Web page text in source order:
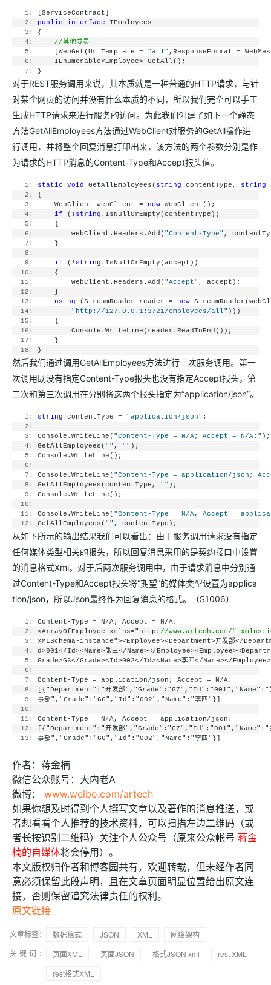
   1:
[ServiceContract]
   2:
public interface IEmployees
   3:
{
   4:
//其他成员
   5:
     [WebGet(UriTemplate =
"all" ,ResponseFormat =
   6:
     IEnumerable<Employee> GetAll();
   7:
}
对于REST服务调用来说，其本质就是一种普通的HTTP请求，与针
对某个网页的访问并没有什么本质的不同，所以我们完全可以手工
生成HTTP请求来进行服务的访问。为此我们创建了如下一个静态
方法GetAllEmployees方法通过WebClient对服务的GetAll操作进
行调用，并将整个回复消息打印出来，该方法的两个参数分别是作
为请求的HTTP消息的Content-Type和Accept报头值。
   1:
static void GetAllEmployees( string contentType, string
   2:
{
   3:
     WebClient webClient =
new WebClient();
   4:
if (! string .IsNullOrEmpty(contentType))
   5:
     {
   6:
         webClient.Headers.Add(
"Content-Type" ,
   7:
     }
   8:
   9:
if (! string .IsNullOrEmpty(accept))
  10:
     {
  11:
         webClient.Headers.Add(
"Accept" , accept);
  12:
     }
  13:
using (StreamReader reader = new
  14:
"http://127.0.0.1:3721/employees/all" )))
  15:
     {
  16:
         Console.WriteLine(reader.ReadToEnd());
  17:
     }
  18:
}
然后我们通过调用GetAllEmployees方法进行三次服务调用。第一
次调用既没有指定Content-Type报头也没有指定Accept报头，第
二次和第三次调用在分别将这两个报头指定为“application/json”。
   1:
string contentType = "application/json" ;
   2:
   3:
Console.WriteLine( "Content-Type = N/A; Accept = N/A:" );
   4:
GetAllEmployees( "" , "" );
   5:
Console.WriteLine();
   6:
   7:
Console.WriteLine( "Content-Type = application/json;
   8:
GetAllEmployees(contentType, "" );
   9:
Console.WriteLine();
  10:
  11:
Console.WriteLine( "Content-Type = N/A, Accept =
  12:
GetAllEmployees( "" , contentType);
从如下所示的输出结果我们可以看出：由于服务调用请求没有指定
任何媒体类型相关的报头，所以回复消息采用的是契约接口中设置
的消息格式Xml。对于后两次服务调用中，由于请求消息中分别通
过Content-Type和Accept报头将“期望”的媒体类型设置为applica
tion/json，所以Json最终作为回复消息的格式。（S1006）
   1:
Content-Type = N/A; Accept = N/A:
   2:
<ArrayOfEmployee xmlns="http: //www.artech.com/"
   3:
XMLSchema-instance"><Employee><Department>开发部</
   4:
d>001</Id><Name>张三</Name></
   5:
Grade>G6</Grade><Id>002</Id><Name>李四</Name></
   6:
   7:
Content-Type = application/json; Accept = N/A:
   8:
[{"Department":"开发部","Grade":"G7","Id":"001","Name":"
   9:
事部","Grade":"G6","Id":"002","Name":"李四"}]
  10:
  11:
Content-Type = N/A, Accept = application/json:
  12:
[{"Department":"开发部","Grade":"G7","Id":"001","Name":"
  13:
事部","Grade":"G6","Id":"002","Name":"李四"}]
作者：蒋金楠
微信公众账号：大内老A
微博： www.weibo.com/artech
如果你想及时得到个人撰写文章以及著作的消息推送，或
者想看看个人推荐的技术资料，可以扫描左边二维码（或
者长按识别二维码）关注个人公众号（原来公众帐号 蒋金
楠的自媒体将会停用）。
本文版权归作者和博客园共有，欢迎转载，但未经作者同
意必须保留此段声明，且在文章页面明显位置给出原文连
接，否则保留追究法律责任的权利。
原文链接
文章标签： 数据格式 JSON XML
网络架构
关键词：
页面XML 页面JSON 格式JSON xml
rest XML
rest格式XML